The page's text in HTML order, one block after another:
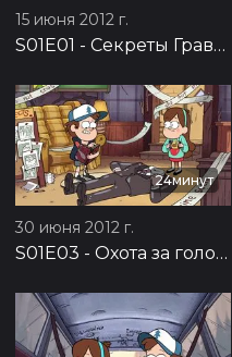
15 июня 2012 г.
S01E01 - Секреты Гравити Фолз
24минут
30 июня 2012 г.
S01E03 - Охота за головой